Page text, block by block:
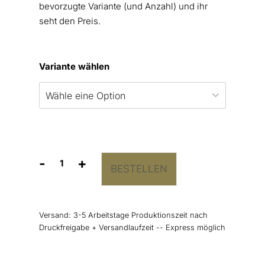
bevorzugte Variante (und Anzahl) und ihr
seht den Preis.
Variante wählen
-
Kirchenheft
+ BESTELLEN
Versand: 3-5 Arbeitstage Produktionszeit nach
Druckfreigabe + Versandlaufzeit -- Express möglich